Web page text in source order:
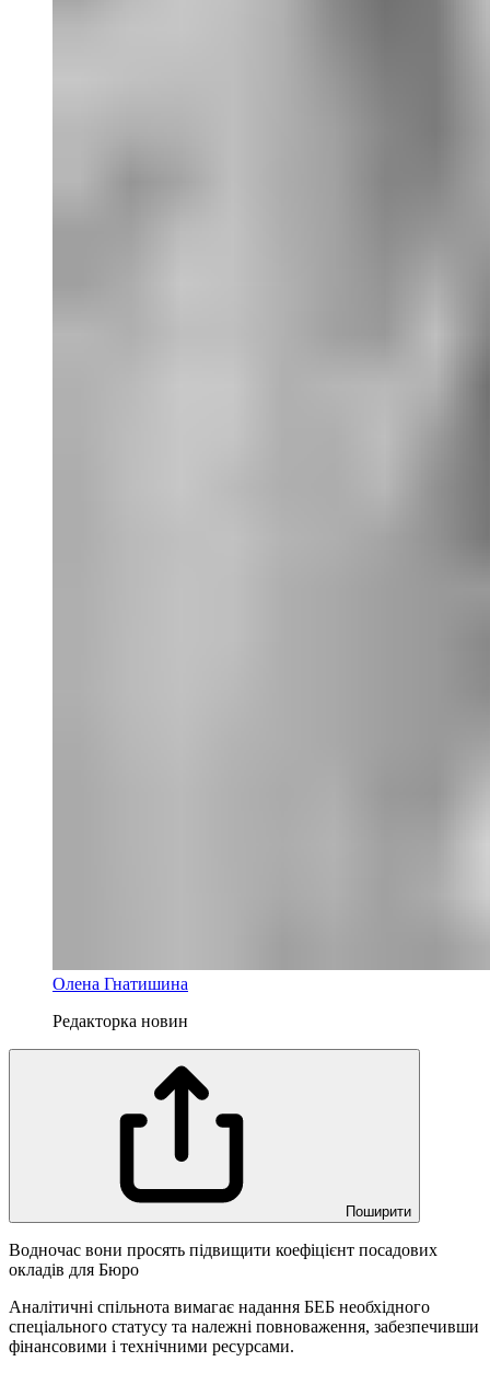
Олена Гнатишина
Редакторка новин
Поширити
Водночас вони просять підвищити коефіцієнт посадових
окладів для Бюро
Аналітичні спільнота вимагає надання БЕБ необхідного
спеціального статусу та належні повноваження, забезпечивши
фінансовими і технічними ресурсами.